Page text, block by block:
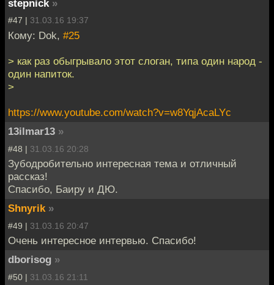
stepnick »
#47 | 31.03.16 19:37
Кому: Dok, #25
> как раз обыгрывало этот слоган, типа один народ -
один напиток.
>
https://www.youtube.com/watch?v=w8YqjAcaLYc
13ilmar13 »
#48 | 31.03.16 20:28
Зубодробительно интересная тема и отличный
рассказ!
Спасибо, Баиру и ДЮ.
Shnyrik »
#49 | 31.03.16 20:47
Очень интересное интервью. Спасибо!
dborisog »
#50 | 31.03.16 21:11